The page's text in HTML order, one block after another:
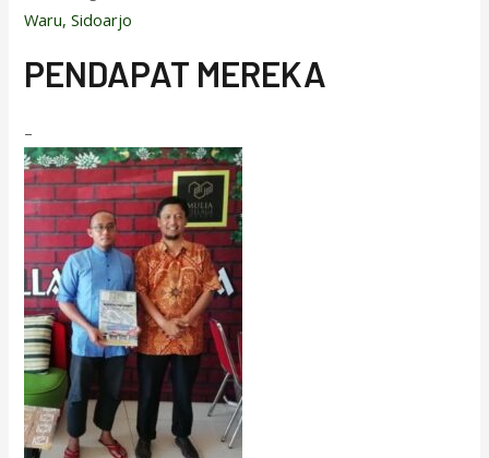
Waru, Sidoarjo
PENDAPAT MEREKA
–